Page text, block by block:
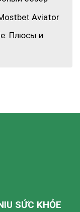
Aviator
Плюсы и
SỨC KHỎE